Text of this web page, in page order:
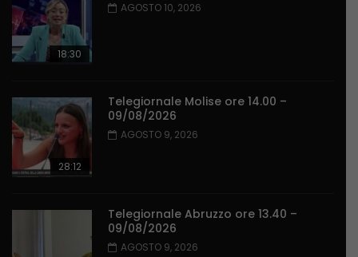
18:30
AGOSTO 10, 2026
28:12
Telegiornale Molise ore 14.00 –
09/08/2026
AGOSTO 9, 2026
Telegiornale Abruzzo ore 13.40 –
09/08/2026
AGOSTO 9, 2026